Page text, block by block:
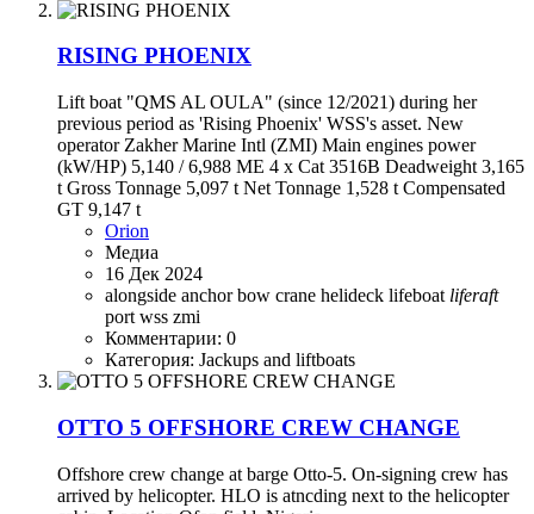
RISING PHOENIX
Lift boat "QMS AL OULA" (since 12/2021) during her
previous period as 'Rising Phoenix' WSS's asset. New
operator Zakher Marine Intl (ZMI) Main engines power
(kW/HP) 5,140 / 6,988 ME 4 x Cat 3516B Deadweight 3,165
t Gross Tonnage 5,097 t Net Tonnage 1,528 t Compensated
GT 9,147 t
Orion
Медиа
16 Дек 2024
alongside anchorbow crane helideck lifeboat liferaft
port wss zmi
Комментарии: 0
Категория: Jackups and liftboats
OTTO 5 OFFSHORE CREW CHANGE
Offshore crew change at barge Otto-5. On-signing crew has
arrived by helicopter. HLO is atncding next to the helicopter